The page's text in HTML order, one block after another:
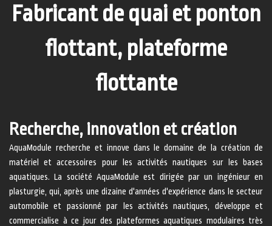
Fabricant de quai et ponton
flottant, plateforme
flottante
Recherche, innovation et création
AquaModule recherche et innove dans le domaine de la création de
matériel et accessoires pour les activités nautiques sur les bases
aquatiques. La société AquaModule est dirigée par un ingénieur en
plasturgie, qui, après une dizaine d'années d'expérience dans le secteur
automobile et passionné par les activités nautiques, développe et
commercialise à ce jour des plateformes aquatiques modulaires très